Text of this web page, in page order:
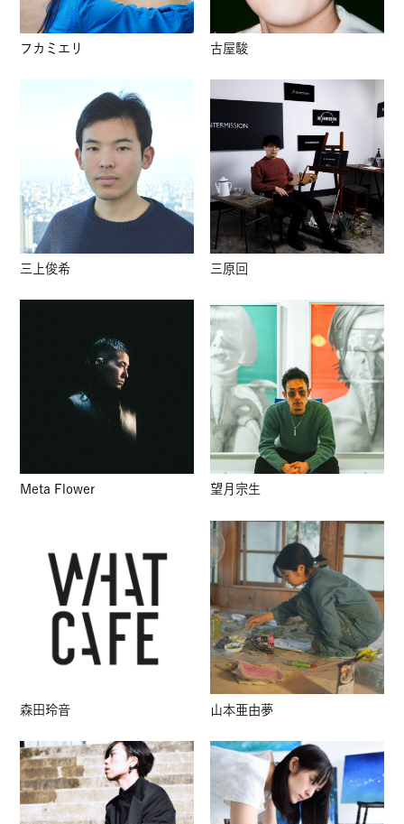
フカミエリ 古屋駿
三上俊希 三原回
Meta Flower 望月宗生
森田玲音 山本亜由夢